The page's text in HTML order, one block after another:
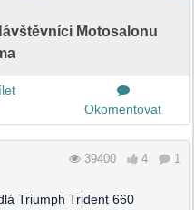
Motosalonu
Okomentovat
39400 4 1
Triumph Trident 660